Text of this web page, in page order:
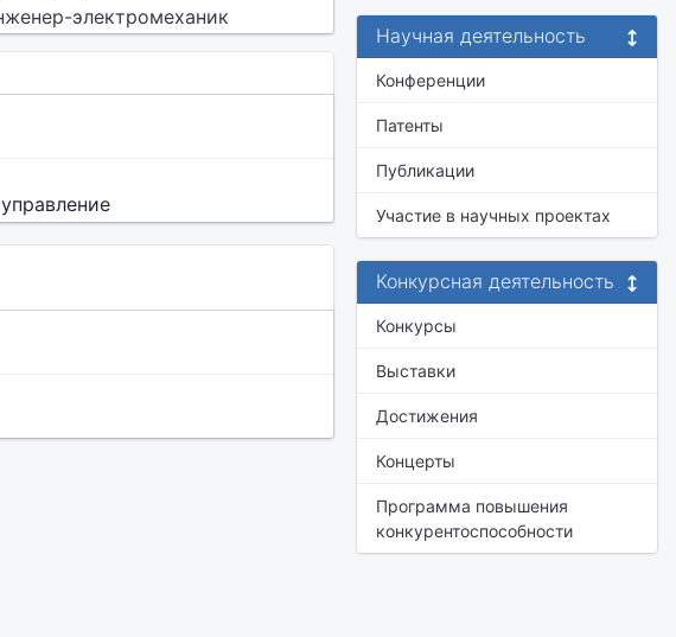
электромеханик
Научная деятельность
Конференции
Патенты
Публикации
Участие в научных проектах
Конкурсная деятельность
Конкурсы
Выставки
Достижения
Концерты
Программа повышения
конкурентоспособности